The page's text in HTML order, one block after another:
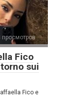
Fico
sui
Fico e